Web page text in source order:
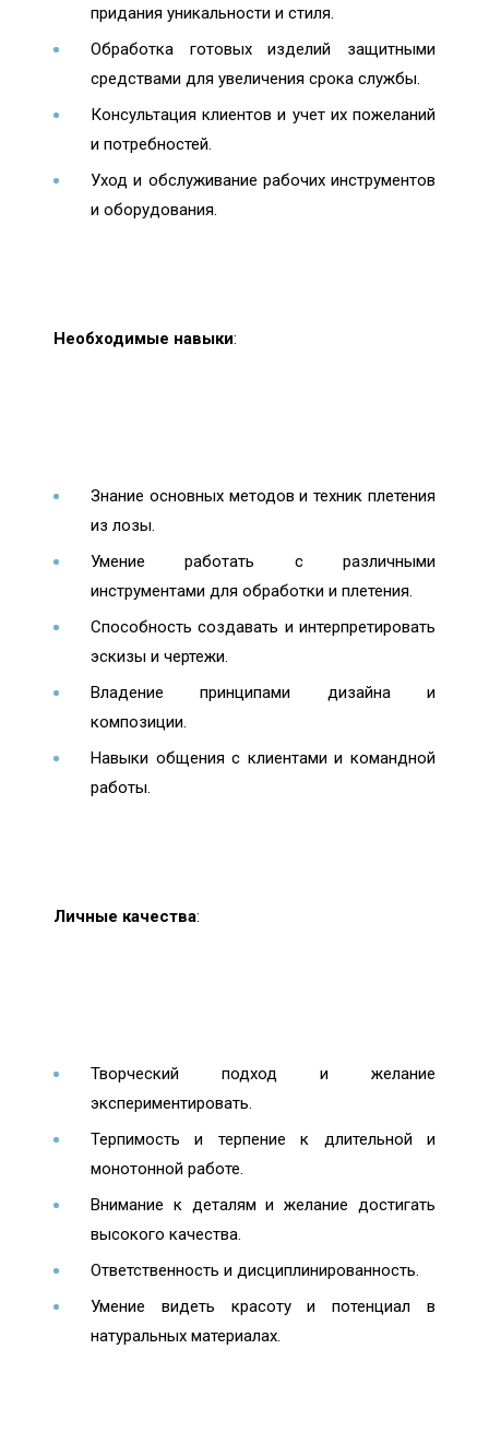
придания уникальности и стиля.
Обработка готовых изделий защитными
средствами для увеличения срока службы.
Консультация клиентов и учет их пожеланий
и потребностей.
Уход и обслуживание рабочих инструментов
и оборудования.
Необходимые навыки:
Знание основных методов и техник плетения
из лозы.
Умение работать с различными
инструментами для обработки и плетения.
Способность создавать и интерпретировать
эскизы и чертежи.
Владение принципами дизайна и
композиции.
Навыки общения с клиентами и командной
работы.
Личные качества:
Творческий подход и желание
экспериментировать.
Терпимость и терпение к длительной и
монотонной работе.
Внимание к деталям и желание достигать
высокого качества.
Ответственность и дисциплинированность.
Умение видеть красоту и потенциал в
натуральных материалах.